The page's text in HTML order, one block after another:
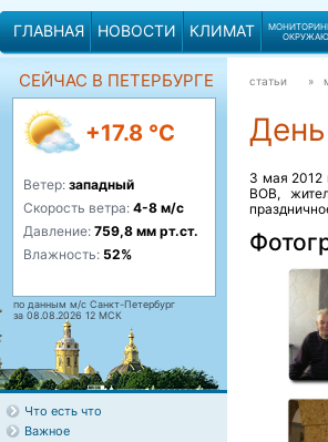
ГЛАВНАЯ НОВОСТИ КЛИМАТ
СЕЙЧАС В ПЕТЕРБУРГЕ
+17.8 °C
Ветер: западный
Скорость ветра: 4-8 м/с
Давление: 759,8 мм рт.ст.
Влажность: 52%
по данным м/с Санкт-Петербург
за 08.08.2026 12 МСК
Что есть что
Важное
статьи »
3 мая 2012
ВОВ,